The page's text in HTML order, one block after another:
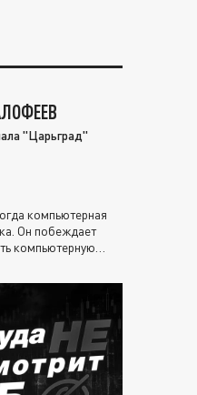
"Царьград"
компьютерная
Он побеждает
компьютерную